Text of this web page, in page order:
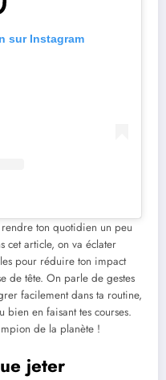
sur Instagram
ton quotidien un peu
cet article, on va éclater
pour réduire ton impact
de tête. On parle de gestes
facilement dans ta routine,
en faisant tes courses.
de la planète !
jeter